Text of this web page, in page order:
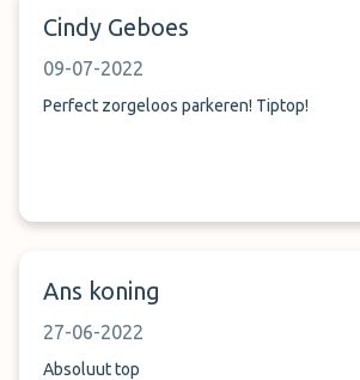
Cindy Geboes
09-07-2022
Perfect zorgeloos parkeren! Tiptop!
Ans koning
27-06-2022
Absoluut top